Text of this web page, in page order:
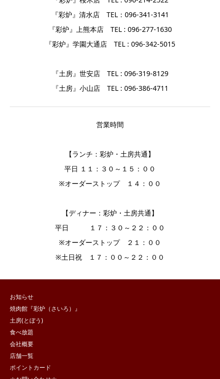
『彩炉』清水店 TEL：096-341-3141
『彩炉』上熊本店 TEL : 096-277-1630
『彩炉』学園大通店 TEL : 096-342-5015
『土房』世安店 TEL : 096-319-8129
『土房』小山店 TEL : 096-386-4711
営業時間
【ランチ：彩炉・土房共通】
平日 １１：３０～１５：００
※オーダーストップ １４：００
【ディナー：彩炉・土房共通】
平日 １７：３０～２２：００
※オーダーストップ ２１：００
※土日祝 １７：００～２２：００
お知らせ
焼肉館『彩炉（さいろ）』
土房(とぼう)
食べ放題
会社概要
店舗一覧
ポイントカード